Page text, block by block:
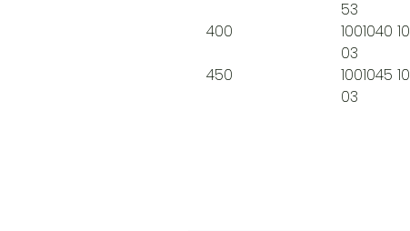
53
400
1001040
03
10
450
1001045
03
10